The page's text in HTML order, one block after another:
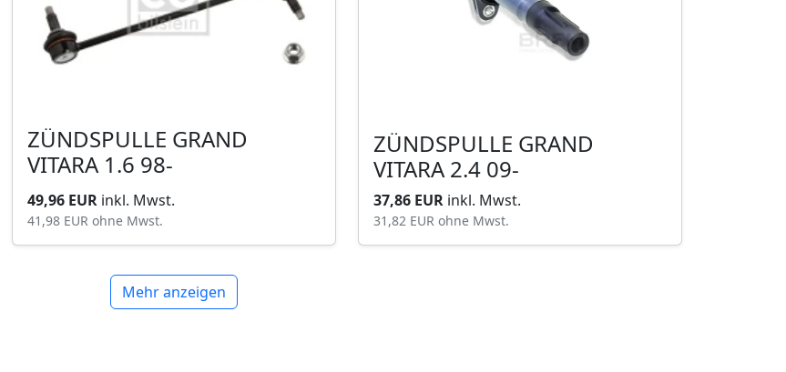
ZÜNDSPULLE GRAND
VITARA 1.6 98-
49,96 EUR inkl. Mwst.
41,98 EUR ohne Mwst.
ZÜNDSPULLE GRAND
VITARA 2.4 09-
37,86 EUR inkl. Mwst.
31,82 EUR ohne Mwst.
Mehr anzeigen